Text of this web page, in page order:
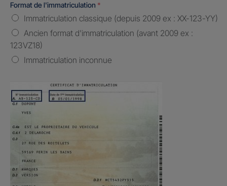
Format de l'immatriculation *
Immatriculation classique (depuis 2009 ex : XX-123-YY)
Ancien format d'immatriculation (avant 2009 ex :
123VZ18)
Immatriculation inconnue